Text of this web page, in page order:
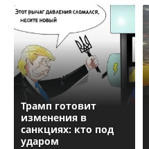
Трамп готовит
изменения в
санкциях: кто под
ударом